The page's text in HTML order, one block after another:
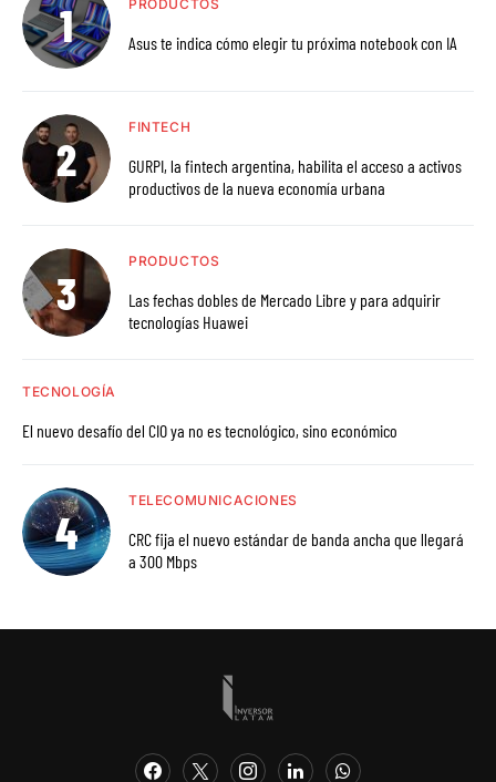
PRODUCTOS
Asus te indica cómo elegir tu próxima notebook con IA
FINTECH
GURPI, la fintech argentina, habilita el acceso a activos
productivos de la nueva economía urbana
PRODUCTOS
Las fechas dobles de Mercado Libre y para adquirir
tecnologías Huawei
TECNOLOGÍA
El nuevo desafío del CIO ya no es tecnológico, sino económico
TELECOMUNICACIONES
CRC fija el nuevo estándar de banda ancha que llegará
a 300 Mbps